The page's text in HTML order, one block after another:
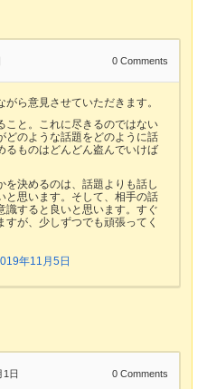
0 Comments
ら意見させていただきます。
こと。これに尽きるのではない
どのような話題をどのように話
るものはどんどん盗んでいけば
決めるのは、話題よりも話し
と思います。そして、相手の話
識すると良いと思います。すぐ
が、少しずつでも頑張ってく
年11月5日
1日 0 Comments